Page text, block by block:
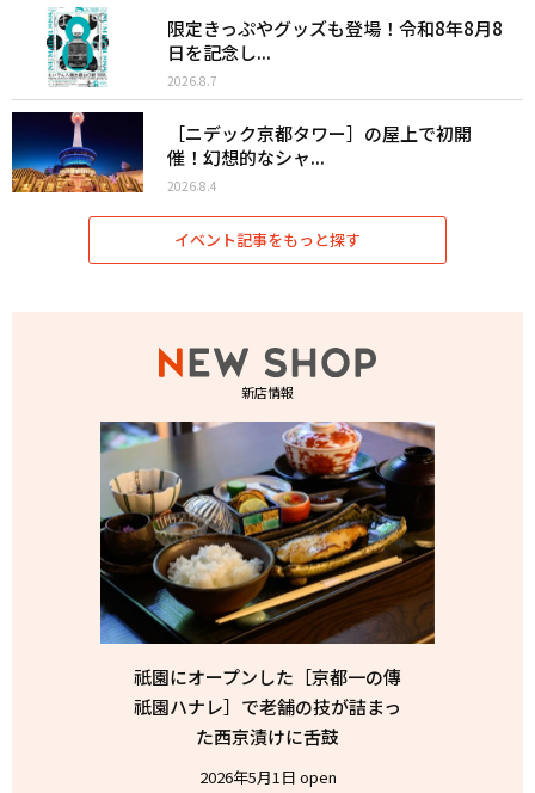
限定きっぷやグッズも登場！令和8年8月8
日を記念し...
2026.8.7
［ニデック京都タワー］の屋上で初開
催！幻想的なシャ...
2026.8.4
イベント記事をもっと探す
新店情報
祇園にオープンした［京都一の傳
祇園ハナレ］で老舗の技が詰まっ
た西京漬けに舌鼓
2026年5月1日 open